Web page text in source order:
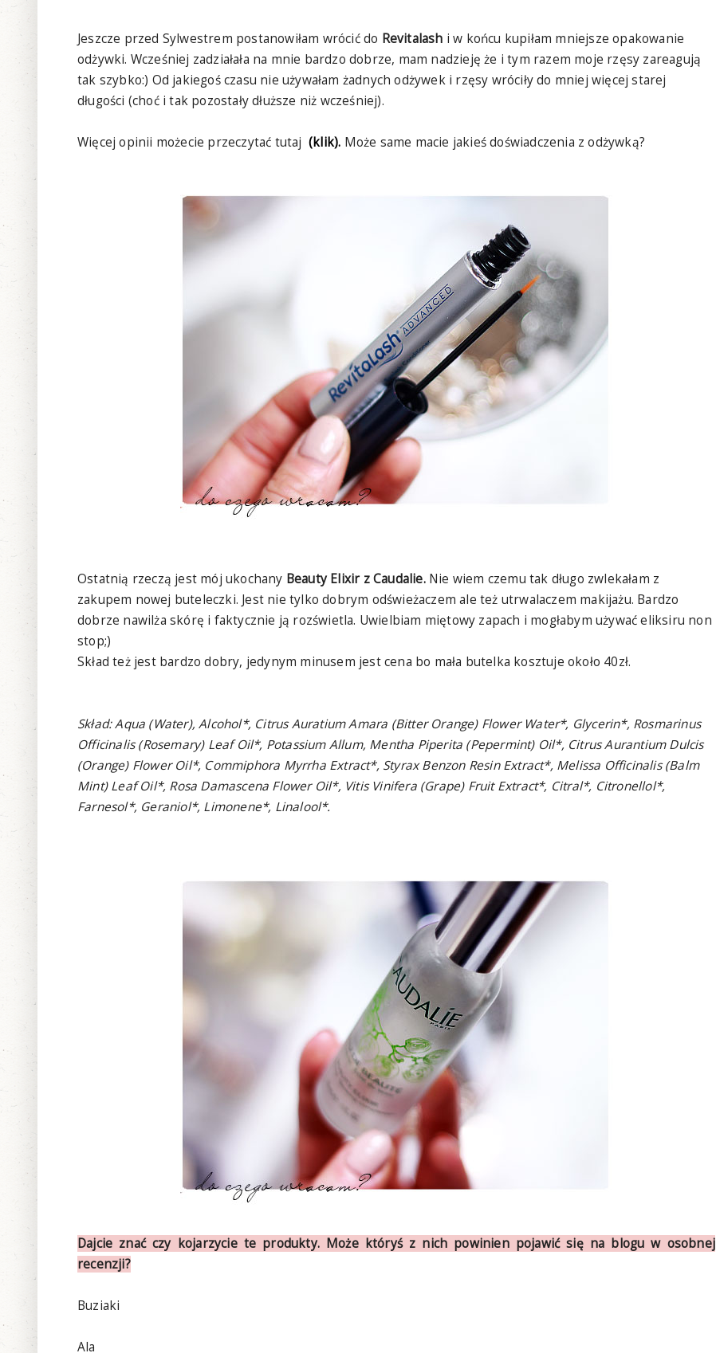
Jeszcze przed Sylwestrem postanowiłam wrócić do Revitalash i w końcu kupiłam mniejsze opakowanie
odżywki. Wcześniej zadziałała na mnie bardzo dobrze, mam nadzieję że i tym razem moje rzęsy zareagują
tak szybko:) Od jakiegoś czasu nie używałam żadnych odżywek i rzęsy wróciły do mniej więcej starej
długości (choć i tak pozostały dłuższe niż wcześniej).
Więcej opinii możecie przeczytać tutaj (klik). Może same macie jakieś doświadczenia z odżywką?
Ostatnią rzeczą jest mój ukochany Beauty Elixir z Caudalie.Nie wiem czemu tak długo zwlekałam z
zakupem nowej buteleczki. Jest nie tylko dobrym odświeżaczem ale też utrwalaczem makijażu. Bardzo
dobrze nawilża skórę i faktycznie ją rozświetla. Uwielbiam miętowy zapach i mogłabym używać eliksiru non
stop;)
Skład też jest bardzo dobry, jedynym minusem jest cena bo mała butelka kosztuje około 40zł.
Skład: Aqua (Water), Alcohol*, Citrus Auratium Amara (Bitter Orange) Flower Water*, Glycerin*, Rosmarinus
Officinalis (Rosemary) Leaf Oil*, Potassium Allum, Mentha Piperita (Pepermint) Oil*, Citrus Aurantium Dulcis
(Orange) Flower Oil*, Commiphora Myrrha Extract*, Styrax Benzon Resin Extract*, Melissa Officinalis (Balm
Mint) Leaf Oil*, Rosa Damascena Flower Oil*, Vitis Vinifera (Grape) Fruit Extract*, Citral*, Citronellol*,
Farnesol*, Geraniol*, Limonene*, Linalool*.
Dajcie znać czy kojarzycie te produkty. Może któryś z nich powinien pojawić się na blogu w osobnej
recenzji?
Buziaki
Ala